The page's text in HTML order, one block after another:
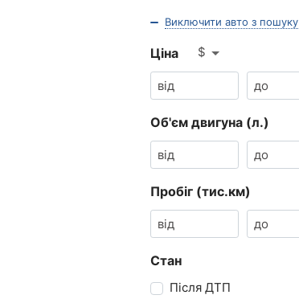
Виключити авто з пошуку
Ціна $
Об'єм двигуна (л.)
Пробіг (тис.км)
Стан
Після ДТП